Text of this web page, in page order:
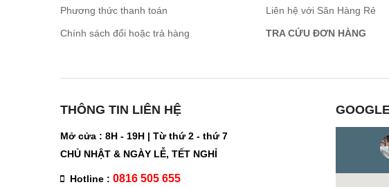
Phương thức thanh toán
Chính sách đổi hoặc trả hàng
Liên hệ với Săn Hàng Rẻ
TRA CỨU ĐƠN HÀNG
THÔNG TIN LIÊN HỆ
Mở cửa : 8H - 19H | Từ thứ 2 - thứ 7
CHỦ NHẬT & NGÀY LỄ, TẾT NGHỈ
Hotline : 0816 505 655